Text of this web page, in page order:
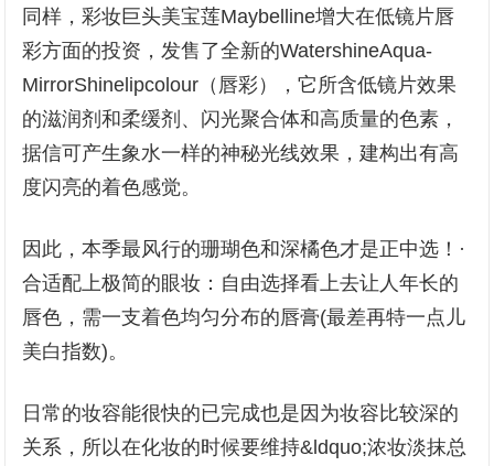
同样，彩妆巨头美宝莲Maybelline增大在低镜片唇
彩方面的投资，发售了全新的WatershineAqua-
MirrorShinelipcolour（唇彩），它所含低镜片效果
的滋润剂和柔缓剂、闪光聚合体和高质量的色素，
据信可产生象水一样的神秘光线效果，建构出有高
度闪亮的着色感觉。
因此，本季最风行的珊瑚色和深橘色才是正中选！·
合适配上极简的眼妆：自由选择看上去让人年长的
唇色，需一支着色均匀分布的唇膏(最差再特一点儿
美白指数)。
日常的妆容能很快的已完成也是因为妆容比较深的
关系，所以在化妆的时候要维持&ldquo;浓妆淡抹总